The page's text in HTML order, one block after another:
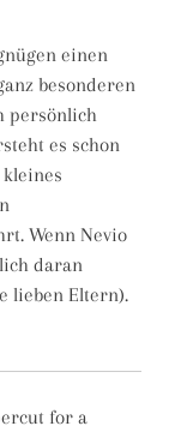
einen
besonderen
persönlich
es schon
Wenn Nevio
daran
lieben Eltern).
for a